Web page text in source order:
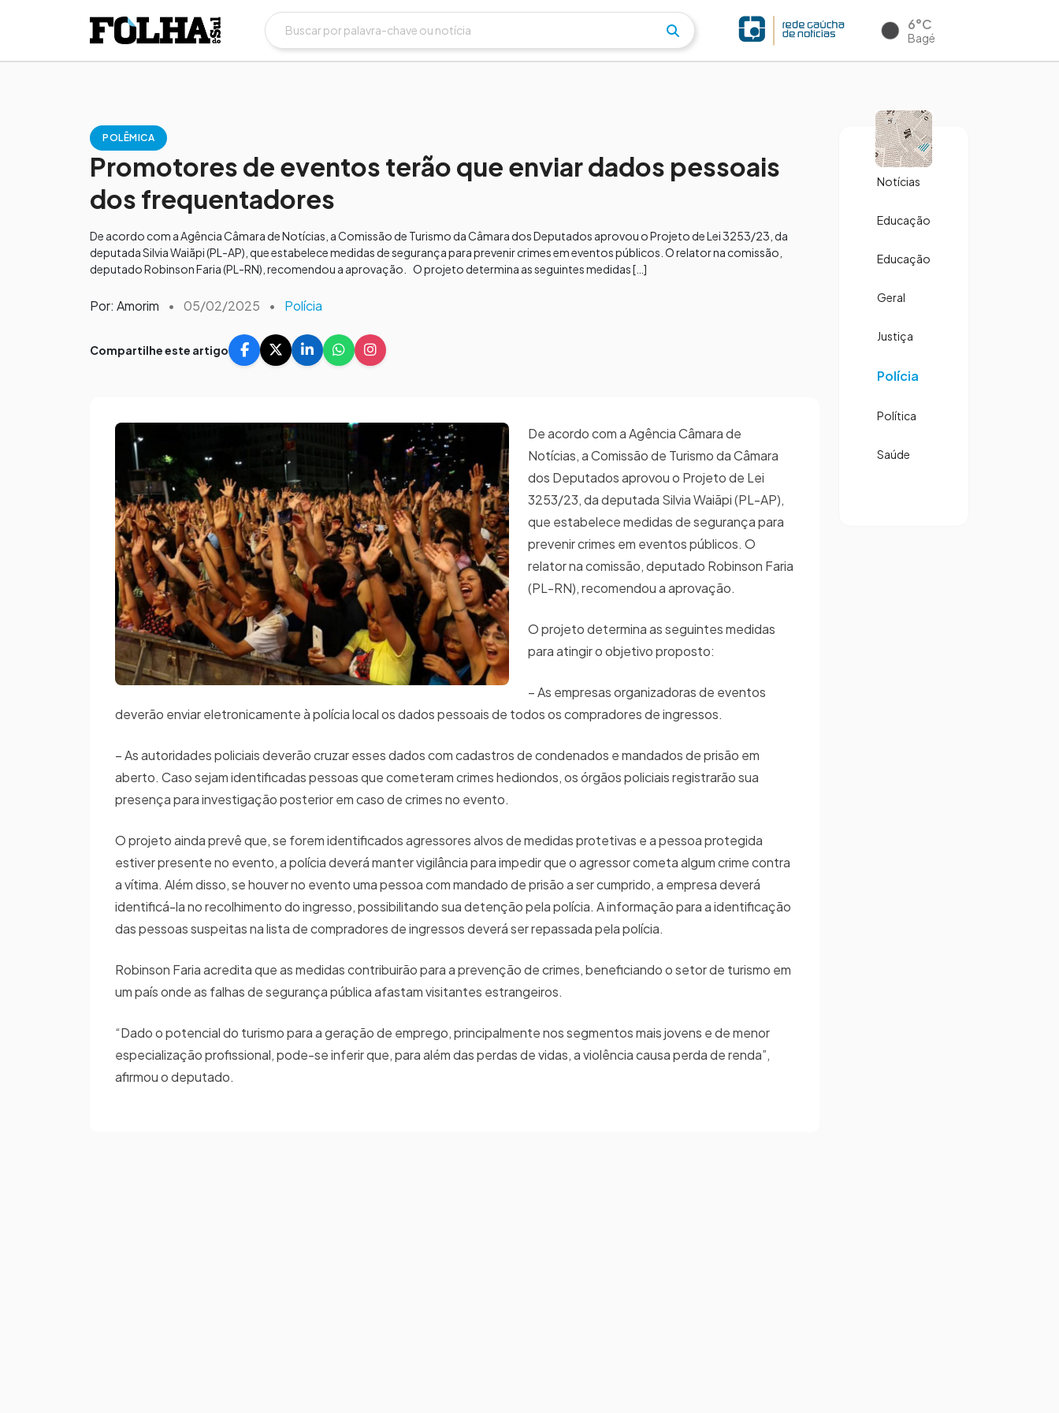
6°C
Bagé
POLÊMICA
Promotores de eventos terão que enviar dados pessoais
dos frequentadores
De acordo com a Agência Câmara de Notícias, a Comissão de Turismo da Câmara dos Deputados aprovou o Projeto de Lei 3253/23, da
deputada Silvia Waiãpi (PL-AP), que estabelece medidas de segurança para prevenir crimes em eventos públicos. O relator na comissão,
deputado Robinson Faria (PL-RN), recomendou a aprovação. O projeto determina as seguintes medidas […]
Por: Amorim • 05/02/2025 • Polícia
Compartilhe este artigo
De acordo com a Agência Câmara de
Notícias, a Comissão de Turismo da Câmara
dos Deputados aprovou o Projeto de Lei
3253/23, da deputada Silvia Waiãpi (PL-AP),
que estabelece medidas de segurança para
prevenir crimes em eventos públicos. O
relator na comissão, deputado Robinson Faria
(PL-RN), recomendou a aprovação.
O projeto determina as seguintes medidas
para atingir o objetivo proposto:
– As empresas organizadoras de eventos
deverão enviar eletronicamente à polícia local os dados pessoais de todos os compradores de ingressos.
– As autoridades policiais deverão cruzar esses dados com cadastros de condenados e mandados de prisão em
aberto. Caso sejam identificadas pessoas que cometeram crimes hediondos, os órgãos policiais registrarão sua
presença para investigação posterior em caso de crimes no evento.
O projeto ainda prevê que, se forem identificados agressores alvos de medidas protetivas e a pessoa protegida
estiver presente no evento, a polícia deverá manter vigilância para impedir que o agressor cometa algum crime contra
a vítima. Além disso, se houver no evento uma pessoa com mandado de prisão a ser cumprido, a empresa deverá
identificá-la no recolhimento do ingresso, possibilitando sua detenção pela polícia. A informação para a identificação
das pessoas suspeitas na lista de compradores de ingressos deverá ser repassada pela polícia.
Robinson Faria acredita que as medidas contribuirão para a prevenção de crimes, beneficiando o setor de turismo em
um país onde as falhas de segurança pública afastam visitantes estrangeiros.
“Dado o potencial do turismo para a geração de emprego, principalmente nos segmentos mais jovens e de menor
especialização profissional, pode-se inferir que, para além das perdas de vidas, a violência causa perda de renda”,
afirmou o deputado.
Notícias
Educação
Educação
Geral
Justiça
Polícia
Política
Saúde